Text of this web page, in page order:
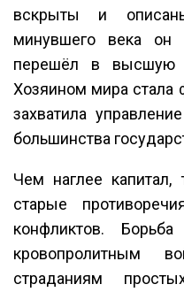
вскрыты и
минувшего века он
перешёл в высшую
Хозяином мира стала
захватила
большинства
Чем наглее капитал,
старые
конфликтов.
кровопролитным
страданиям